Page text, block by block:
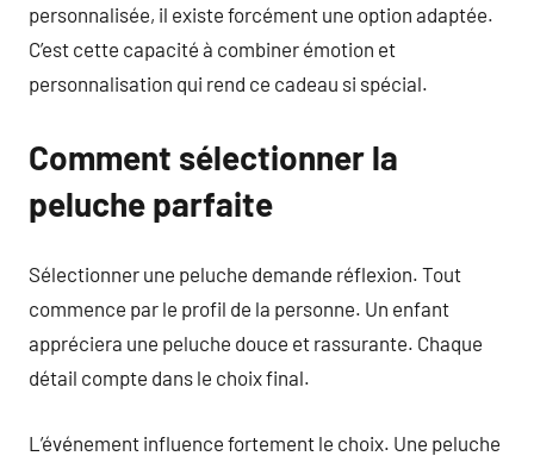
personnalisée, il existe forcément une option adaptée.
C’est cette capacité à combiner émotion et
personnalisation qui rend ce cadeau si spécial.
Comment sélectionner la
peluche parfaite
Sélectionner une peluche demande réflexion. Tout
commence par le profil de la personne. Un enfant
appréciera une peluche douce et rassurante. Chaque
détail compte dans le choix final.
L’événement influence fortement le choix. Une peluche